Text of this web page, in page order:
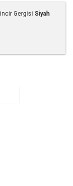
Gergisi Siyah